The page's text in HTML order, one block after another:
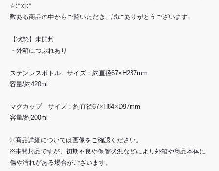
☆:*:◇:*
数ある商品の中からご覧いただき、誠にありがとうございます。
【状態】未開封
・外箱につぶれあり
ステンレスボトル サイズ：約直径67×H237mm
容量/約420ml
マグカップ サイズ：約直径67×H84×D97mm
容量/約200ml
※商品詳細については画像をご確認ください。
※未開封品ですが、初期不良や保管状況などにより外箱や商品本体に
傷や汚れがある場合がございます。